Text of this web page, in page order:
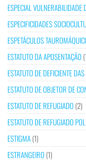
ESPECIAL
ESPECIFICIDADES
ESPETÁCULOS
ESTATUTO DA APOSENTAÇÃO
ESTATUTO DE DEFICIENTE
ESTATUTO DE OBJETOR DE
ESTATUTO DE REFUGIADO (2)
ESTATUTO DE REFUGIADO
ESTIGMA(1)
ESTRANGEIRO (1)